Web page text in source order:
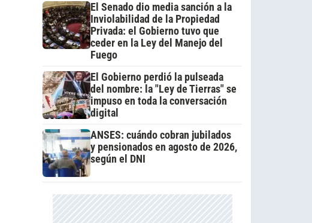
El Senado dio media sanción a la
Inviolabilidad de la Propiedad
Privada: el Gobierno tuvo que
ceder en la Ley del Manejo del
Fuego
El Gobierno perdió la pulseada
del nombre: la "Ley de Tierras" se
impuso en toda la conversación
digital
ANSES: cuándo cobran jubilados
y pensionados en agosto de 2026,
según el DNI